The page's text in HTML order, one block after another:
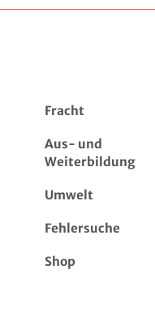
Fracht
Aus- und
Weiterbildung
Umwelt
Fehlersuche
Shop